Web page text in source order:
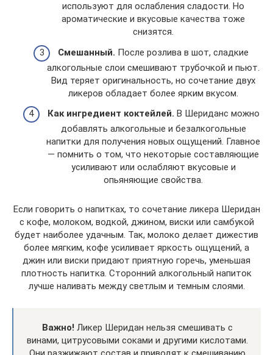
используют для ослабления сладости. Но
ароматические и вкусовые качества тоже
снизятся.
Смешанный. После розлива в шот, сладкие
алкогольные слои смешивают трубочкой и пьют.
Вид теряет оригинальность, но сочетание двух
ликеров обладает более ярким вкусом.
Как ингредиент коктейлей. В Шериданс можно
добавлять алкогольные и безалкогольные
напитки для получения новых ощущений. Главное
— помнить о том, что некоторые составляющие
усиливают или ослабляют вкусовые и
опьяняющие свойства.
Если говорить о напитках, то сочетание ликера Шеридан
с кофе, молоком, водкой, джином, виски или самбукой
будет наиболее удачным. Так, молоко делает дижестив
более мягким, кофе усиливает яркость ощущений, а
джин или виски придают приятную горечь, уменьшая
плотность напитка. Сторонний алкогольный напиток
лучше наливать между светлым и темным слоями.
Важно! Ликер Шеридан нельзя смешивать с
винами, цитрусовыми соками и другими кислотами.